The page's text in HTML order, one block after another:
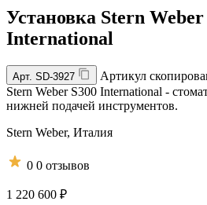
Установка Stern Weber
International
Арт. SD-3927
Артикул
Stern Weber S300 International -
нижней подачей инструментов.
Stern Weber, Италия
0 0 отзывов
1 220 600 ₽